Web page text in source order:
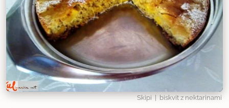
Skipi | biskvit z nektarinami